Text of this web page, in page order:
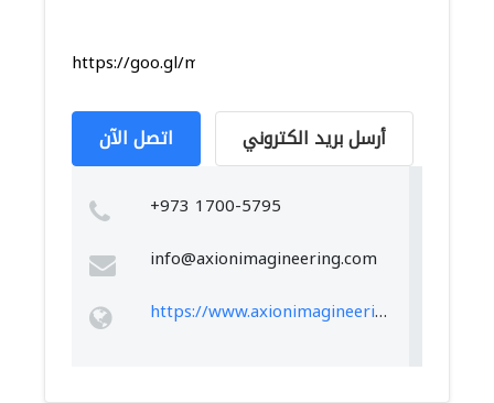
https://goo.gl/maps/4uBJ95zhzi6gMXp86
اتصل الآن أرسل بريد الكتروني
+973 1700-5795
info@axionimagineering.com
https://www.axionimagineering.com/